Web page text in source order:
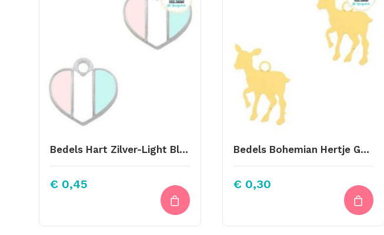
Bedels Hart Zilver-Light Blue White Pink 12 X12mm
€ 0,45
Bedels Bohemian Hertje Gold 11X8mm
€ 0,30